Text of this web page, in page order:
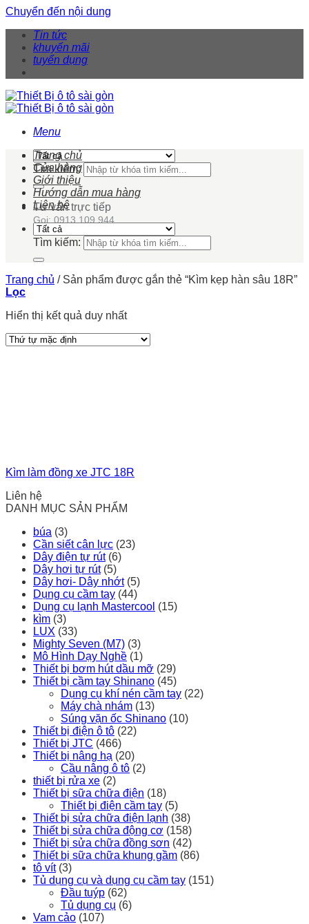
Chuyển đến nội dung
Tin tức
khuyến mãi
tuyển dụng
Menu
Tìm kiếm:
Tư vấn trực tiếp
Gọi: 0913 109 944
Trang chủ
Cửa hàng
Giới thiệu
Hướng dẫn mua hàng
Liên hệ
Tìm kiếm:
Trang chủ /Sản phẩm được gắn thẻ “Kìm kẹp hàn sâu 18R”
Lọc
Hiển thị kết quả duy nhất
Kìm làm đồng xe JTC 18R
Liên hệ
DANH MỤC SẢN PHẨM
búa (3)
Cần siết cân lực (23)
Dây điện tự rút (6)
Dây hơi tự rút (5)
Dây hơi- Dây nhớt (5)
Dụng cụ cầm tay (44)
Dụng cụ lạnh Mastercool (15)
kìm (3)
LUX (33)
Mighty Seven (M7) (3)
Mô Hình Dạy Nghề (1)
Thiết bị bơm hút dầu mỡ (29)
Thiết bị cầm tay Shinano (45)
Dụng cụ khí nén cầm tay (22)
Máy chà nhám (13)
Súng vặn ốc Shinano (10)
Thiết bị điện ô tô (22)
Thiết bị JTC (466)
Thiết bị nâng hạ (20)
Cầu nâng ô tô (2)
thiết bị rửa xe (2)
Thiết bị sữa chữa điện (18)
Thiết bị điện cầm tay (5)
Thiết bị sửa chữa điện lạnh (38)
Thiết bị sửa chữa động cơ (158)
Thiết bị sửa chữa đồng sơn (42)
Thiết bị sữa chữa khung gầm (86)
tô vít (3)
Tủ dụng cụ và dụng cụ cầm tay (151)
Đầu tuýp (62)
Tủ dụng cụ (6)
Vam cảo (107)